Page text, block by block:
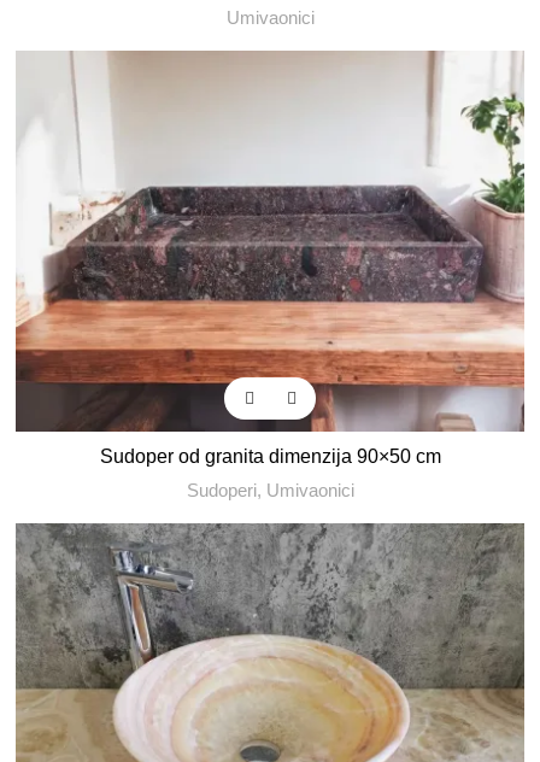
Umivaonici
Sudoper od granita dimenzija 90×50 cm
Sudoperi, Umivaonici